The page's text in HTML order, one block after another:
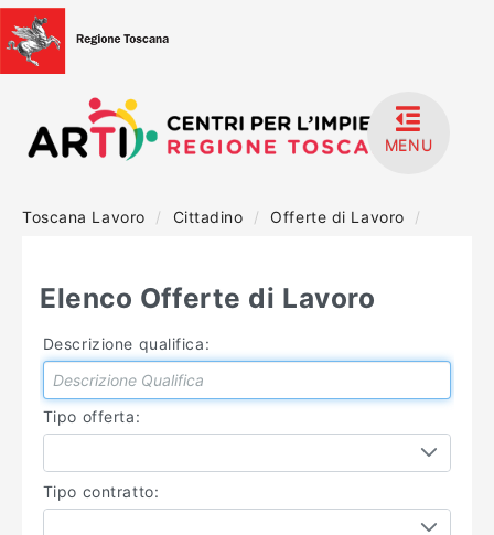
MENU
HOME
MANUALISTICA
Toscana Lavoro / Cittadino / Offerte di Lavoro /
Elenco Offerte di Lavoro
Descrizione qualifica:
Tipo offerta:
Tipo contratto: